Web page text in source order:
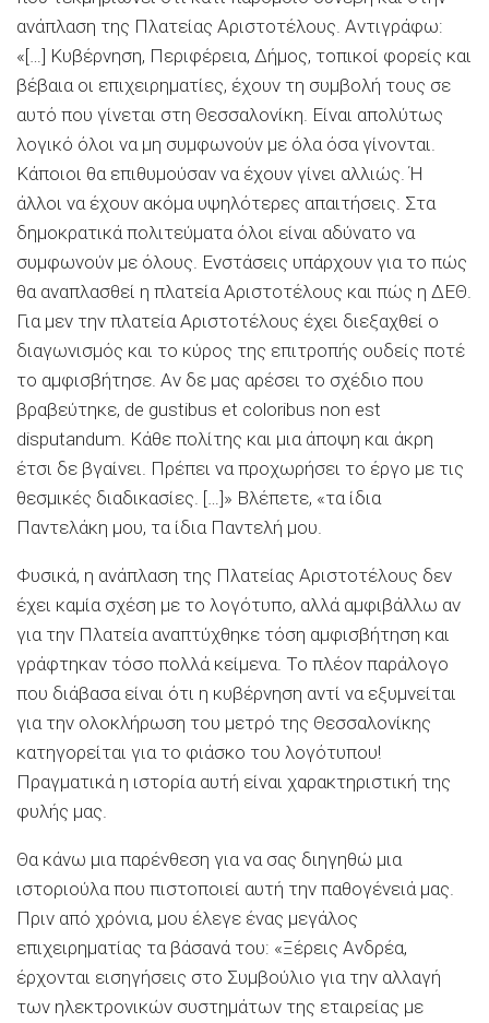
ανάπλαση της Πλατείας Αριστοτέλους. Αντιγράφω:
«[…] Κυβέρνηση, Περιφέρεια, Δήμος, τοπικοί φορείς και
βέβαια οι επιχειρηματίες, έχουν τη συμβολή τους σε
αυτό που γίνεται στη Θεσσαλονίκη. Είναι απολύτως
λογικό όλοι να μη συμφωνούν με όλα όσα γίνονται.
Κάποιοι θα επιθυμούσαν να έχουν γίνει αλλιώς. Ή
άλλοι να έχουν ακόμα υψηλότερες απαιτήσεις. Στα
δημοκρατικά πολιτεύματα όλοι είναι αδύνατο να
συμφωνούν με όλους. Ενστάσεις υπάρχουν για το πώς
θα αναπλασθεί η πλατεία Αριστοτέλους και πώς η ΔΕΘ.
Για μεν την πλατεία Αριστοτέλους έχει διεξαχθεί ο
διαγωνισμός και το κύρος της επιτροπής ουδείς ποτέ
το αμφισβήτησε. Αν δε μας αρέσει το σχέδιο που
βραβεύτηκε, de gustibus et coloribus non est
disputandum. Κάθε πολίτης και μια άποψη και άκρη
έτσι δε βγαίνει. Πρέπει να προχωρήσει το έργο με τις
θεσμικές διαδικασίες. […]» Βλέπετε, «τα ίδια
Παντελάκη μου, τα ίδια Παντελή μου.
Φυσικά, η ανάπλαση της Πλατείας Αριστοτέλους δεν
έχει καμία σχέση με το λογότυπο, αλλά αμφιβάλλω αν
για την Πλατεία αναπτύχθηκε τόση αμφισβήτηση και
γράφτηκαν τόσο πολλά κείμενα. Το πλέον παράλογο
που διάβασα είναι ότι η κυβέρνηση αντί να εξυμνείται
για την ολοκλήρωση του μετρό της Θεσσαλονίκης
κατηγορείται για το φιάσκο του λογότυπου!
Πραγματικά η ιστορία αυτή είναι χαρακτηριστική της
φυλής μας.
Θα κάνω μια παρένθεση για να σας διηγηθώ μια
ιστοριούλα που πιστοποιεί αυτή την παθογένειά μας.
Πριν από χρόνια, μου έλεγε ένας μεγάλος
επιχειρηματίας τα βάσανά του: «Ξέρεις Ανδρέα,
έρχονται εισηγήσεις στο Συμβούλιο για την αλλαγή
των ηλεκτρονικών συστημάτων της εταιρείας με